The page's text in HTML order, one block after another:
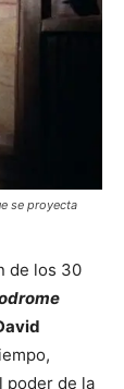
se proyecta
de los 30
poder de la